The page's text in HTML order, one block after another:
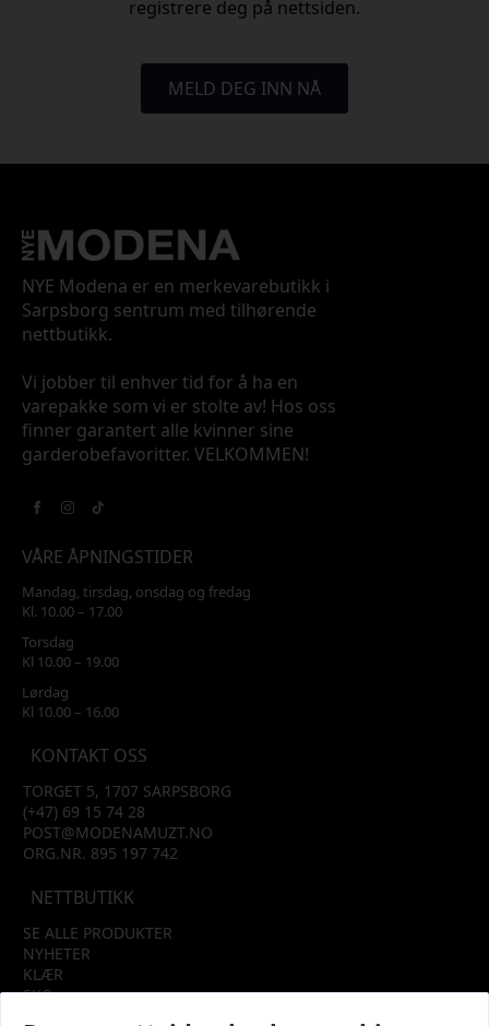
registrere deg på nettsiden.
MELD DEG INN NÅ
NYE Modena er en merkevarebutikk i
Sarpsborg sentrum med tilhørende
nettbutikk.
Vi jobber til enhver tid for å ha en
varepakke som vi er stolte av! Hos oss
finner garantert alle kvinner sine
garderobefavoritter. VELKOMMEN!
VÅRE ÅPNINGSTIDER
Mandag, tirsdag, onsdag og fredag
Kl. 10.00 – 17.00
Torsdag
Kl 10.00 – 19.00
Lørdag
Kl 10.00 – 16.00
KONTAKT OSS
TORGET 5, 1707 SARPSBORG
(+47) 69 15 74 28
POST@MODENAMUZT.NO
ORG.NR. 895 197 742
NETTBUTIKK
SE ALLE PRODUKTER
NYHETER
KLÆR
SKO